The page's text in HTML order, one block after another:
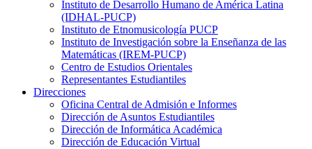
Instituto de Desarrollo Humano de América Latina
(IDHAL-PUCP)
Instituto de Etnomusicología PUCP
Instituto de Investigación sobre la Enseñanza de las
Matemáticas (IREM-PUCP)
Centro de Estudios Orientales
Representantes Estudiantiles
Direcciones
Oficina Central de Admisión e Informes
Dirección de Asuntos Estudiantiles
Dirección de Informática Académica
Dirección de Educación Virtual